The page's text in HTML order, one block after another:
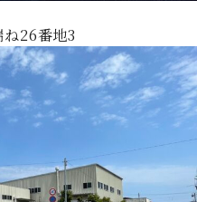
ね26番地3